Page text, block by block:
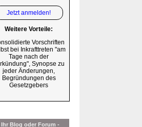
Jetzt anmelden!
Weitere Vorteile:
Vorschriften
bei Inkrafttreten "am
Tage nach der
Synopse zu
jeder Änderungen,
Begründungen des
Gesetzgebers
Ihr Blog oder Forum -